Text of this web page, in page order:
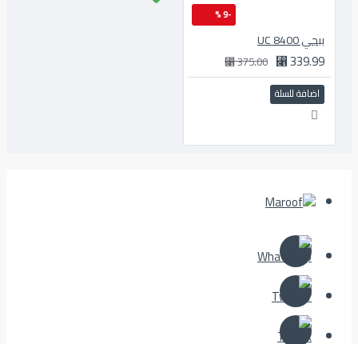
339.99 ⃁
375.00 ⃁
اضافة للسلة